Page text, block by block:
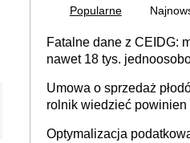
Popularne
Fatalne dane z CEIDG:
nawet 18 tys.
Umowa o sprzedaż
rolnik wiedzieć powinien
Optymalizacja